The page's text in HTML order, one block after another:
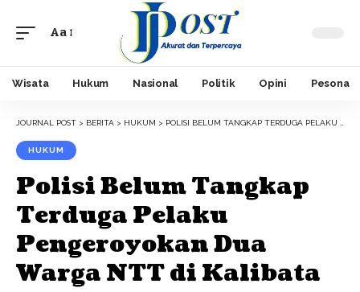
Font
Aa
Wisata Hukum Nasional Politik Opini Pesona
JOURNAL POST > BERITA > HUKUM > POLISI BELUM TANGKAP TERDUGA PELAKU PENGEROYOKAN DUA WARGA NTT DI KALIBATA
HUKUM
Polisi Belum Tangkap
Terduga Pelaku
Pengeroyokan Dua
Warga NTT di Kalibata